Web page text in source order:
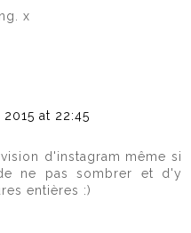
x
at 22:45
d'instagram même si
ne pas sombrer et d'y
entières :)